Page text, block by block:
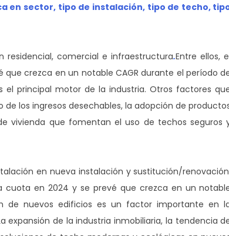
en sector, tipo de instalación, tipo de techo,
residencial, comercial e infraestructura.Entre ellos,
crezca en un notable CAGR durante el período
el principal motor de la industria. Otros factores
los ingresos desechables, la adopción de
vivienda que fomentan el uso de techos seguros
en nueva instalación y sustitución/
cuota en 2024 y se prevé que crezca en un
de nuevos edificios es un factor importante en
de la industria inmobiliaria, la tendencia